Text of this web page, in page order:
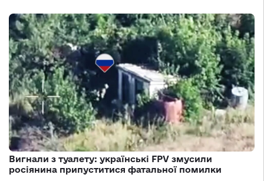
Вигнали з туалету: українські FPV змусили
росіянина припуститися фатальної помилки